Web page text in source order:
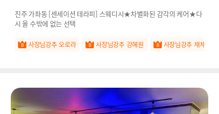
진주 가좌동 [센세이션 테라피] 스웨디시★차별화된 감각의 케어★다
시 올 수밖에 없는 선택
사장님강추 오로라 사장님강추 강혜원 사장님강추 채채